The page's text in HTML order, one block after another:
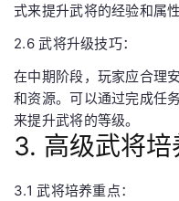
式来提升武将的经验和属性
2.6 武将升级技巧：
在中期阶段，玩家应合理
和资源。可以通过完成任
来提升武将的等级。
3. 高级武将培
3.1 武将培养重点：